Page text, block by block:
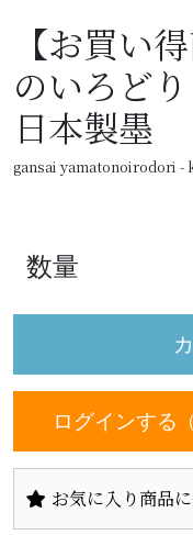
【お買い
のいろど
日本製墨
gansai yamatonoirodori -
数量
ログインする
お気に入り商品